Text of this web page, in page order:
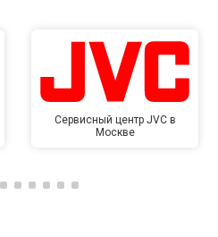
Сервисный центр JVC в
Москве